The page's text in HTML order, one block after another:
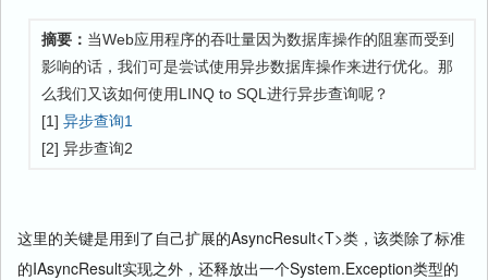
摘要： 当Web应用程序的吞吐量因为数据库操作的阻塞而受到
影响的话，我们可是尝试使用异步数据库操作来进行优化。那
么我们又该如何使用LINQ to SQL进行异步查询呢？
[1] 异步查询1
[2] 异步查询2
这里的关键是用到了自己扩展的AsyncResult<T>类，该类除了标准
的IAsyncResult实现之外，还释放出一个System.Exception类型的